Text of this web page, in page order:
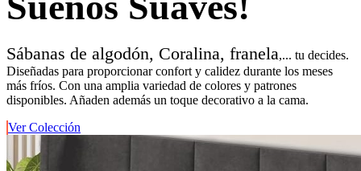
Sábanas de algodón, Coralina, franela,... tu decides.
Diseñadas para proporcionar confort y calidez durante los meses
más fríos. Con una amplia variedad de colores y patrones
disponibles. Añaden además un toque decorativo a la cama.
Ver Colección